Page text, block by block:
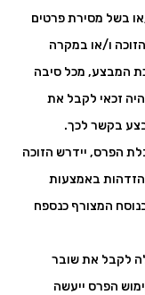
בשל מסירת פרטים
ו/או במקרה
המבצע, מכל סיבה
זכאי לקבל את
בקשר לכך.
הפרס, יידרש הזוכה
באמצעות
המצורף כנספח
לקבל את שובר
מימוש הפרס ייעשה